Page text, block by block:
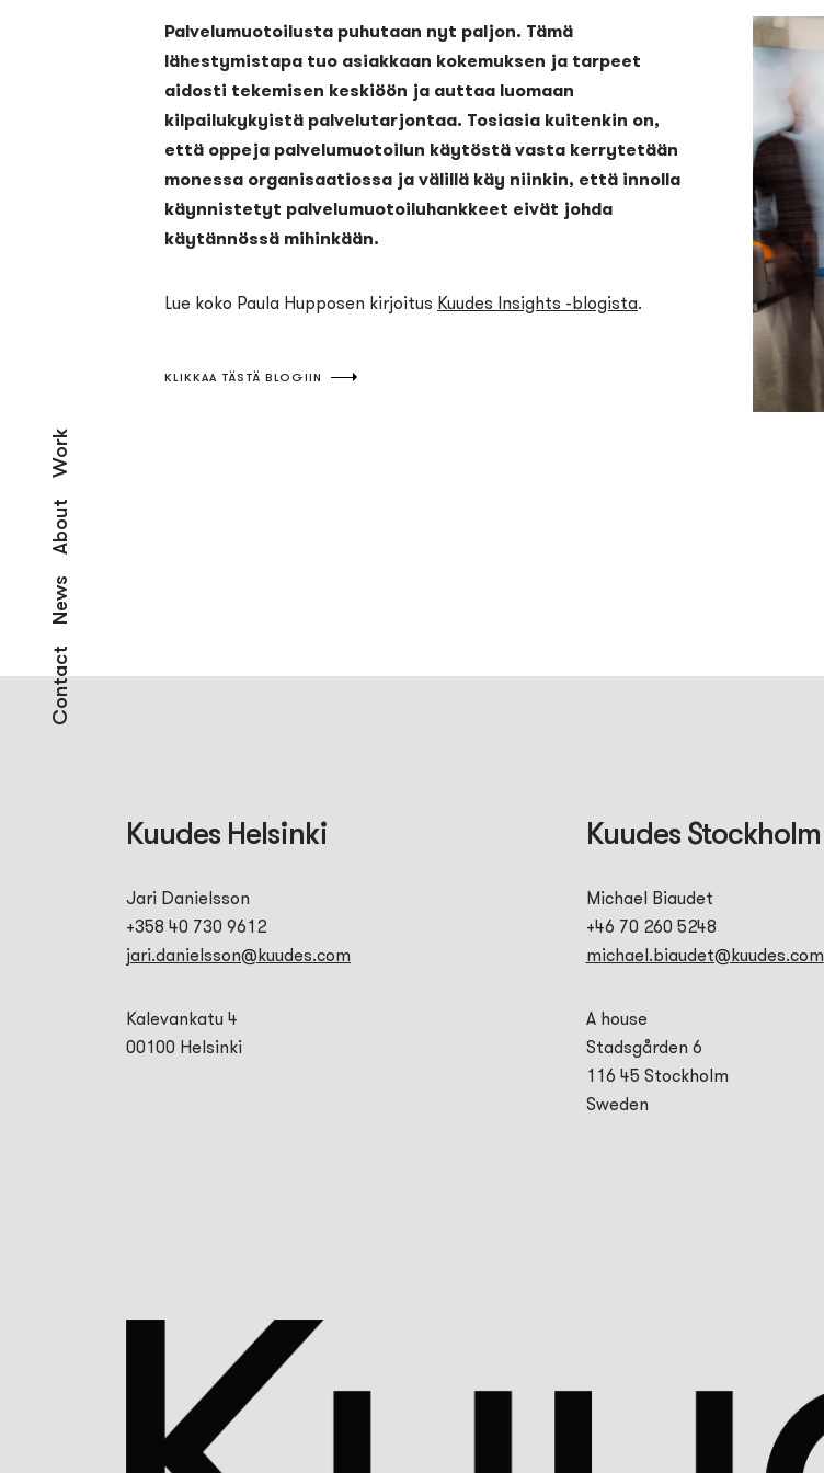
Contact
News
About
Work
Palvelumuotoilusta puhutaan nyt paljon. Tämä
lähestymistapa tuo asiakkaan kokemuksen ja tarpeet
aidosti tekemisen keskiöön ja auttaa luomaan
kilpailukykyistä palvelutarjontaa. Tosiasia kuitenkin on,
että oppeja palvelumuotoilun käytöstä vasta kerrytetään
monessa organisaatiossa ja välillä käy niinkin, että innolla
käynnistetyt palvelumuotoiluhankkeet eivät johda
käytännössä mihinkään.
Lue koko Paula Hupposen kirjoitus Kuudes Insights -blogista.
KLIKKAA TÄSTÄ BLOGIIN
Kuudes Helsinki
Jari Danielsson
+358 40 730 9612
jari.danielsson@kuudes.com
Kalevankatu 4
00100 Helsinki
Kuudes Stockholm
Michael Biaudet
+46 70 260 5248
michael.biaudet@kuudes.com
A house
Stadsgården 6
116 45 Stockholm
Sweden